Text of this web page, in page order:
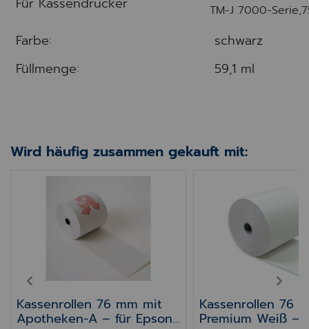
TM-J 7000-
Farbe:
schwarz
Füllmenge:
59,1 ml
Wird häufig zusammen gekauft mit:
Kassenrollen 76 mm mit
Apotheken-A – für Epson
Kassenrollen 76
Premium Weiß –
PREV NEXT